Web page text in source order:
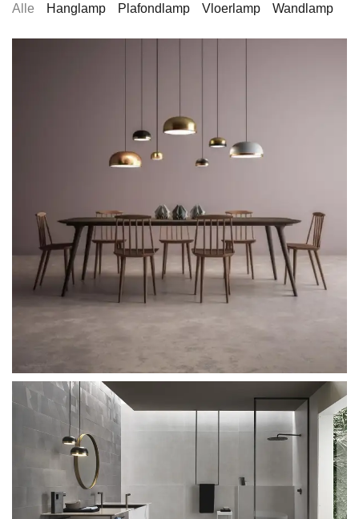
Alle Hanglamp Plafondlamp Vloerlamp Wandlamp